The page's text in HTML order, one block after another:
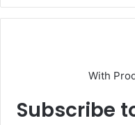
With
Subscribe